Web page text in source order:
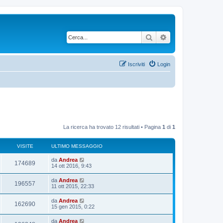
Cerca
Login
Iscriviti
La ricerca ha trovato 12 risultati • Pagina 1 di 1
VISITE ULTIMO MESSAGGIO
174689
i
i
t
U
m
o
m
e
s
s
a
da Andrea
14 ott 2016, 9:43
196557
i
U
m
o
m
e
da Andrea
11 ott 2015, 22:33
162690V
i
U
da Andrea
15 gen 2015, 0:22
U
da Andrea